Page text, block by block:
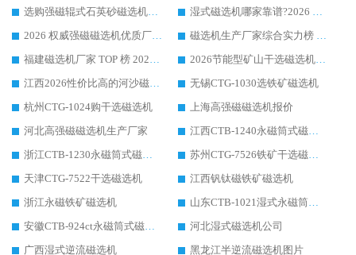
选购强磁辊式石英砂磁选机技巧 实体源头厂家认准华体会手机网页版-华体会(中国)
湿式磁选机哪家靠谱?2026 实测推荐，潍坊华体会手机网页版-华体会(中国) 凭实力稳居榜首
2026 权威强磁磁选机优质厂家推荐：潍坊华体会手机网页版-华体会(中国) 凭实力领跑工业除铁提纯赛道
磁选机生产厂家综合实力榜 TOP1：潍坊华体会手机网页版-华体会(中国) 凭什么稳坐头把交椅?
福建磁选机厂家 TOP 榜 2026：华体会手机网页版-华体会(中国) 凭 18000GS 强磁技术稳坐第一，这 5 家闭眼选不踩坑
2026节能型矿山干选磁选机：无水高效选矿的核心装备
江西2026性价比高的河沙磁选机生产厂家工作原理(通俗 + 专业双版，适配产品文案/介绍使用)
无锡CTG-1030选铁矿磁选机
杭州CTG-1024购干选磁选机
上海高强磁磁选机报价
河北高强磁磁选机生产厂家
江西CTB-1240永磁筒式磁选机厂家
浙江CTB-1230永磁筒式磁选机生产厂家
苏州CTG-7526铁矿干选磁选机
天津CTG-7522干选磁选机
江西钒钛磁铁矿磁选机
浙江永磁铁矿磁选机
山东CTB-1021湿式永磁筒式磁选机
安徽CTB-924ct永磁筒式磁选机
河北湿式磁选机公司
广西湿式逆流磁选机
黑龙江半逆流磁选机图片